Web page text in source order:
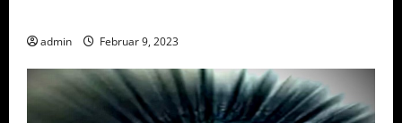
admin Februar 9, 2023